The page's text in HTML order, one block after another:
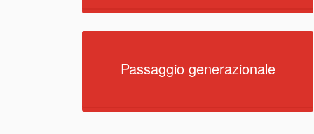
Passaggio generazionale